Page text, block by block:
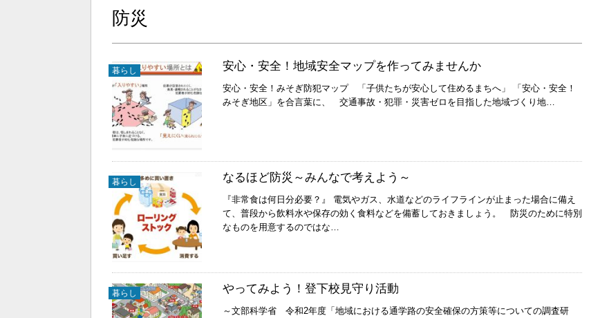
防災
暮らし 安心・安全！地域安全マップを作ってみませんか
安心・安全！みそぎ防犯マップ 「子供たちが安心して住めるまちへ」 「安心・安全！
みそぎ地区」を合言葉に、 交通事故・犯罪・災害ゼロを目指した地域づくり地…
暮らし なるほど防災～みんなで考えよう～
『非常食は何日分必要？』 電気やガス、水道などのライフラインが止まった場合に備え
て、普段から飲料水や保存の効く食料などを備蓄しておきましょう。 防災のために特別
なものを用意するのではな…
暮らし やってみよう！登下校見守り活動
～文部科学省 令和2年度「地域における通学路の安全確保の方策等についての調査研